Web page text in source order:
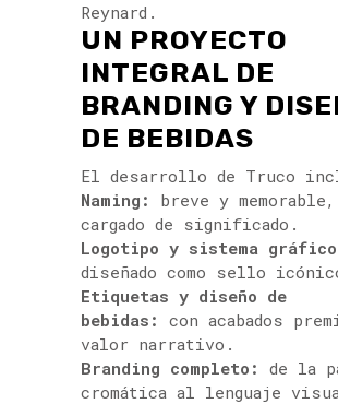
Reynard.
UN PROYECTO
INTEGRAL DE
BRANDING Y
DE BEBIDAS
El desarrollo de Truco
Naming:
breve y memorable,
cargado de significado.
Logotipo y sistema
diseñado como sello
Etiquetas y diseño de
bebidas: con acabados
valor narrativo.
Branding completo: de la
cromática al lenguaje